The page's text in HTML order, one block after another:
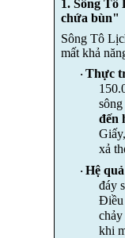
1. Sông
chứa bùn"
Sông Tô
mất khả
· Thực
đến
xả
· Hệ
đáy
Điều
khi